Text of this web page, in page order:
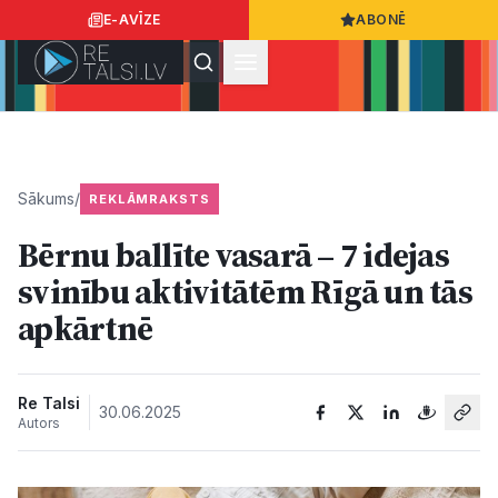
E-AVĪZE ABONĒ
Ziņas
Sākums/ REKLĀMRAKSTS
Bērnu ballīte vasarā – 7 idejas
svinību aktivitātēm Rīgā un tās
apkārtnē
Re Talsi
Autors
30.06.2025